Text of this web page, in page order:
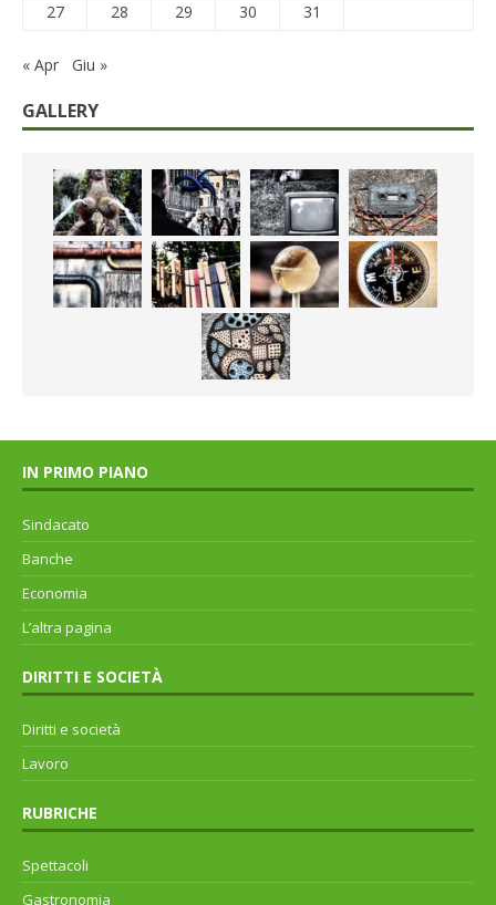
27
28 29 30 31
« Apr Giu »
GALLERY
IN PRIMO PIANO
Sindacato
Banche
Economia
L’altra pagina
DIRITTI E SOCIETÀ
Diritti e società
Lavoro
RUBRICHE
Spettacoli
Gastronomia